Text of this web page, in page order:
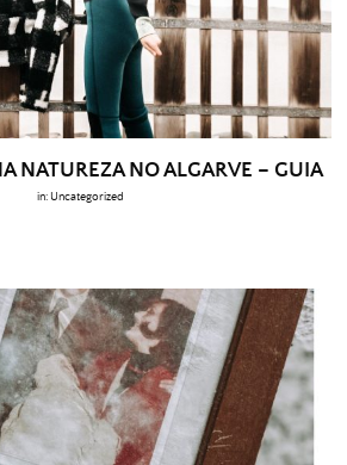
NATUREZA NO ALGARVE – GUIA
in: Uncategorized